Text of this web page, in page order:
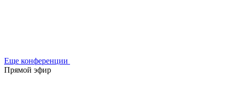
Еще конференции
Прямой эфир